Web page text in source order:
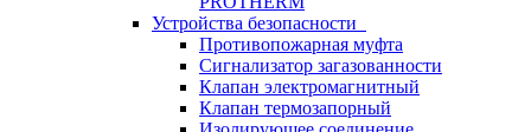
Устройства безопасности
Противопожарная муфта
Сигнализатор загазованности
Клапан электромагнитный
Клапан термозапорный